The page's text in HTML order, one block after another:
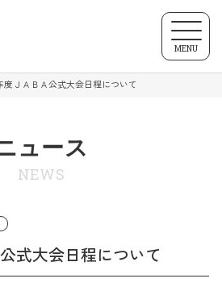
MENU
度ＪＡＢＡ公式大会日程について
ュース
NEWS
式大会日程について